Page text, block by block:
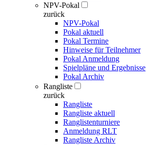
NPV-Pokal
zurück
NPV-Pokal
Pokal aktuell
Pokal Termine
Hinweise für Teilnehmer
Pokal Anmeldung
Spielpläne und Ergebnisse
Pokal Archiv
Rangliste
zurück
Rangliste
Rangliste aktuell
Ranglistenturniere
Anmeldung RLT
Rangliste Archiv